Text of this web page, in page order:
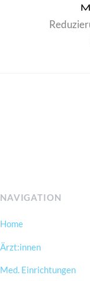
NAVIGATION
Home
Ärzt:innen
Med. Einrichtungen